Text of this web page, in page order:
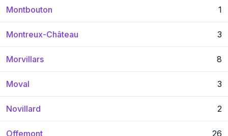
Montbouton 1
Montreux-Château 3
Morvillars 8
Moval 3
Novillard 2
Offemont 26